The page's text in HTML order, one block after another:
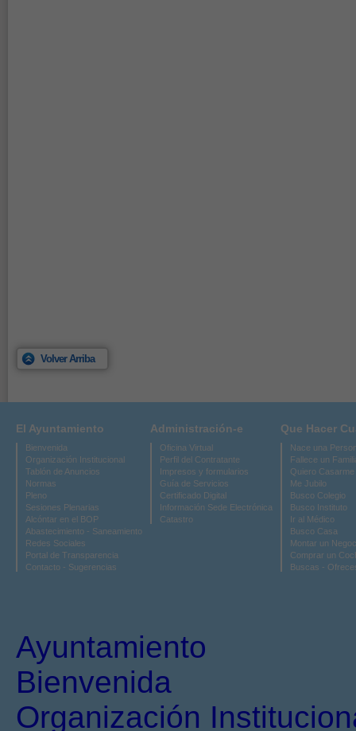
Volver Arriba
El Ayuntamiento
Bienvenida
Organización Institucional
Tablón de Anuncios
Normas
Pleno
Sesiones Plenarias
Alcóntar en el BOP
Abastecimiento - Saneamiento
Redes Sociales
Portal de Transparencia
Contacto - Sugerencias
Administración-e
Oficina Virtual
Perfil del Contratante
Impresos y formularios
Guía de Servicios
Certificado Digital
Información Sede Electrónica
Catastro
Que Hacer
Nace una
Fallece un
Quiero Casarme
Me Jubilo
Busco Colegio
Busco Instituto
Ir al Médico
Busco Casa
Montar un
Comprar un
Buscas -
Ayuntamiento
Bienvenida
Organización